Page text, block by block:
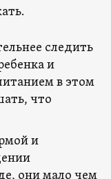
следить
и
в этом
что
и